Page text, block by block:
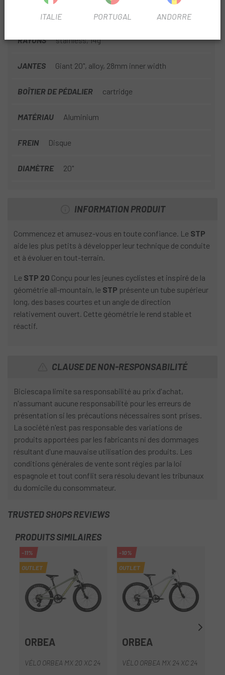
SAISON 2025
RAYONS stainless, 14g
JANTES Giant 20", alloy, 28mm inner width
BOÎTIER DE PÉDALIER cartridge
MATÉRIAU Aluminium
FREIN Disque
DIAMÈTRE 20"
INFORMATION PRODUIT
Commencez et amusez-vous en toute confiance. Le STP
aide les plus petits à développer leur technique de conduite
et à évoluer en tout-terrain.
Le STP 20 Conçu pour les jeunes cyclistes et inspiré de la
géométrie all-mountain, le STP présente un tube supérieur
long, des bases courtes et un angle de direction
relativement ouvert. Cette géométrie le rend stable et
réactif.
CLAUSE DE NON-RESPONSABILITÉ
Biciescapa limite sa responsabilité au prix d'achat,
n'assumant aucune responsabilité pour les erreurs de
présentation si les précautions nécessaires sont prises.
La société n'est pas responsable des variations de
produits apportées par les fabricants ni des dommages
résultant d'une mauvaise utilisation des produits. Les
conditions générales de vente sont régies par la loi
espagnole et tout conflit sera résolu devant les tribunaux
du domicile du consommateur.
TRUSTED SHOPS REVIEWS
PRODUITS SIMILAIRES
-11%
OUTLET
ORBEA
VÉLO ORBEA MX 20 XC 24
-10%
OUTLET
ORBEA
VÉLO ORBEA MX 24 XC 24
ITALIE PORTUGAL ANDORRE